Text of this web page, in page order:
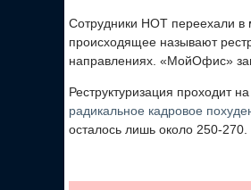
Сотрудники НОТ переехали в
происходящее называют
направлениях. «МойОфис»
Реструктуризация проходит
радикальное кадровое
осталось лишь около 250-270.